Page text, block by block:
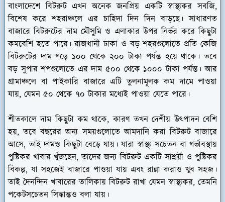
বাংলাদেশে বিটরুট এখন অনেক জনপ্রিয় একটি স্বাস্থ্যকর সবজি,
বিশেষ করে শহরাঞ্চলে এর চাহিদা দিন দিন বাড়ছে। সাধারণত
বাজারে বিটরুটের দাম মৌসুমি ও এলাকার উপর নির্ভর করে কিছুটা
কমবেশি হতে পারে। রাজধানী ঢাকা ও বড় শহরগুলোতে প্রতি কেজি
বিটরুটের দাম গড়ে ১০০ থেকে ২০০ টাকা পর্যন্ত হয়ে থাকে। তবে
বড় সুপার শপগুলোতে এর দাম ৫০০ থেকে ১০০০ টাকা পর্যন্ত। আর
গ্রামাঞ্চলে বা পাইকারি বাজারে এটি তুলনামূলক কম দামে পাওয়া
যায়, যেমন ৫০ থেকে ৭০ টাকার মধ্যেই পাওয়া যেতে পারে।
শীতকালে দাম কিছুটা কম থাকে, কারণ তখন দেশীয় উৎপাদন বেশি
হয়, তবে বছরের অন্য সময়গুলোতে আমদানি করা বিটরুট বাজারে
আসে, তাই দামও কিছুটা বেড়ে যায়। যারা স্বাস্থ্য সচেতন বা গর্ভাবস্থায়
পুষ্টিকর খাবার খুঁজছেন, তাদের জন্য বিটরুট একটি সাশ্রয়ী ও পুষ্টিকর
বিকল্প, যা সহজেই বাজারে পাওয়া যায় এবং রান্না করাও খুব সহজ।
তাই দৈনন্দিন খাবারের তালিকায় বিটরুট রাখা যেমন স্বাস্থ্যকর, তেমনি
পকেটসচেতন সিদ্ধান্তও বলা যায়।